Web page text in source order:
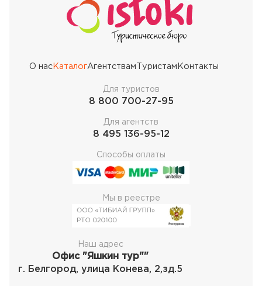
О насКаталогАгентствам Туристам Контакты
Для туристов
8 800 700-27-95
Для агентств
8 495 136-95-12
Способы оплаты
Мы в реестре
Наш адрес
Офис "Яшкин тур""
г. Белгород, улица Конева, 2,зд.5